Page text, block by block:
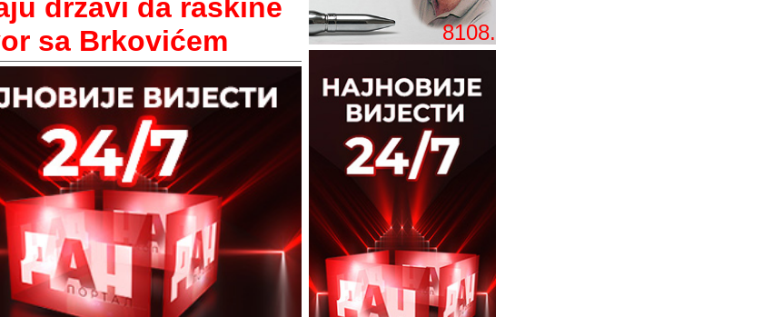
državi da raskine
sa Brkovićem
8108.